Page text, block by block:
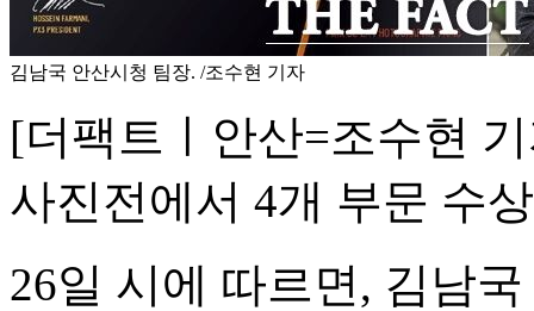
김남국 안산시청 팀장. /조수현 기자
[더팩트ㅣ안산=조수현
사진전에서 4개 부문 수
26일 시에 따르면, 김남